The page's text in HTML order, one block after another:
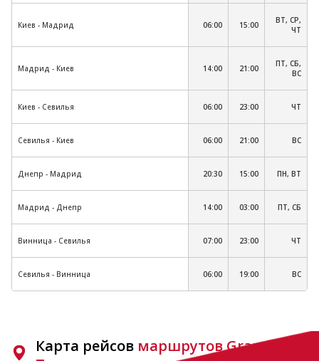
Киев - Мадрид 06:00 15:00
ВТ, СР,
ЧТ
Мадрид - Киев 14:00 21:00
ПТ, СБ,
ВС
Киев - Севилья 06:00 23:00 ЧТ
Севилья - Киев 06:00 21:00 ВС
Днепр - Мадрид 20:30 15:00 ПН, ВТ
Мадрид - Днепр 14:00 03:00 ПТ, СБ
Винница - Севилья 07:00 23:00 ЧТ
Севилья - Винница 06:00 19:00 ВС
Карта рейсов маршрутов Grandes